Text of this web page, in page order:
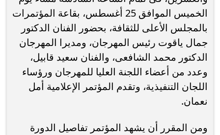
الخميس الموافق 25 أغسطس، بقاعة المؤتمرات
بالمجلس الأعلى للثقافة، بحضور الفنان الدكتور
جمال ياقوت رئيس المهرجان، ومديرا المهرجان
الدكتور محمد الشافعى، والفنان سعيد قابيل،
وعدد من أعضاء اللجنة العليا للمهرجان ورؤساء
اللجان التنفيذية، وتقدم المؤتمر الإعلامية أمل
نعمان.
ومن المقرر أن يشهد المؤتمر تفاصيل الدورة